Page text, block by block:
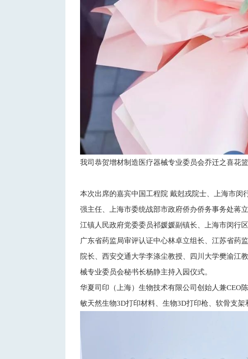
我司恭贺增材制造医疗器械专业委员会乔迁之喜花篮
本次出席的嘉宾中国工程院 戴尅戎院士、上海市
强主任、上海市委统战部市政府侨办侨务事务处蒋
江镇人民政府党委委员祁媛媛副镇长、上海市闵行
广东省药监局审评认证中心林卓立组长、江苏省药
院长、西安交通大学李涤尘教授、四川大学樊渝江
械专业委员会秘书长杨静主持入园仪式。
华夏司印（上海）生物技术有限公司创始人兼CEO
敏天然生物3D打印材料、生物3D打印枪、软骨支